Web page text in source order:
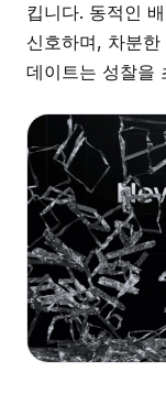
킵니다. 동적인
신호하며, 차분
데이트는 성찰을